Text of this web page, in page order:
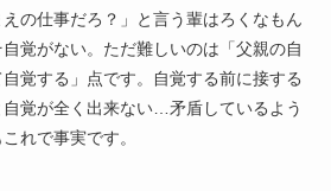
の仕事だろ？」と言う輩はろくなもん
覚がない。ただ難しいのは「父親の自
覚する」点です。自覚する前に接する
覚が全く出来ない…矛盾しているよう
れで事実です。